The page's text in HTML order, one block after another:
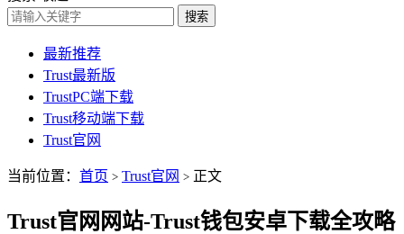
搜索
最新推荐
Trust最新版
TrustPC端下载
Trust移动端下载
Trust官网
当前位置： 首页 > Trust官网 > 正文
Trust官网网站-Trust钱包安卓下载全攻略